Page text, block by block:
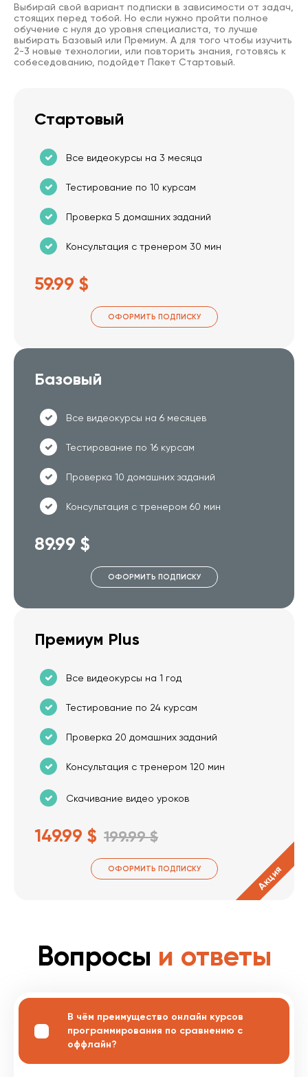
Выбирай свой вариант подписки в зависимости от задач,
стоящих перед тобой. Но если нужно пройти полное
обучение с нуля до уровня специалиста, то лучше
выбирать Базовый или Премиум. А для того чтобы изучить
2-3 новые технологии, или повторить знания, готовясь к
собеседованию, подойдет Пакет Стартовый.
Стартовый
Все видеокурсы на 3 месяца
Тестирование по 10 курсам
Проверка 5 домашних заданий
Консультация с тренером 30 мин
59.99 $
ОФОРМИТЬ ПОДПИСКУ
Базовый
Все видеокурсы на 6 месяцев
Тестирование по 16 курсам
Проверка 10 домашних заданий
Консультация с тренером 60 мин
89.99 $
ОФОРМИТЬ ПОДПИСКУ
Премиум Plus
Все видеокурсы на 1 год
Тестирование по 24 курсам
Проверка 20 домашних заданий
Консультация с тренером 120 мин
Скачивание видео уроков
149.99 $ 199.99 $
ОФОРМИТЬ ПОДПИСКУ Акция
Вопросы и ответы
В чём преимущество онлайн курсов
программирования по сравнению с
оффлайн?